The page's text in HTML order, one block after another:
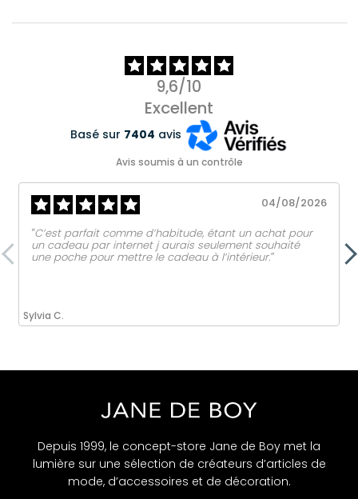
9,6/10
Excellent
Basé sur 7404 avis
Avis soumis à un contrôle
Sylvia C.
04/08/2026
‟C’est parfait comme d’habitude, étant un achat pour
un cadeau par internet j aurais seulement souhaité
une poche pour mettre le cadeau à l’intérieur.ˮ
Depuis 1999, le concept-store Jane de Boy met la
lumière sur une sélection de créateurs d’articles de
mode, d’accessoires et de décoration.